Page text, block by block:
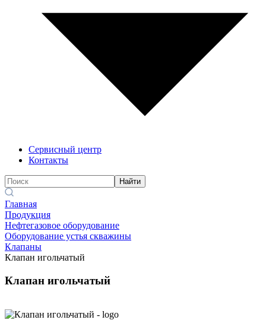
Сервисный центр
Контакты
Найти
Главная
Продукция
Нефтегазовое оборудование
Оборудование устья скважины
Клапаны
Клапан игольчатый
Клапан игольчатый